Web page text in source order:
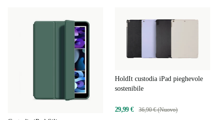
HoldIt custodia iPad pieghevole
sostenibile
29,99 € 36,90 € (Nuovo)